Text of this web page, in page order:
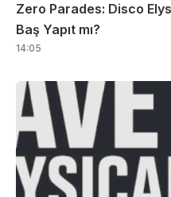
Zero Parades: Disco
Baş Yapıt mı?
14:05